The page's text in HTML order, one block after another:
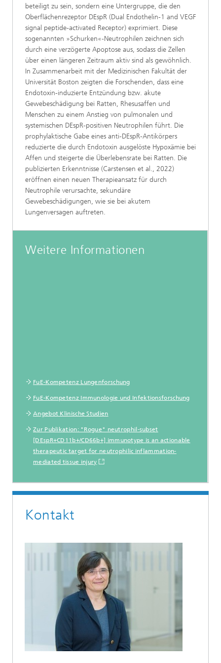
beteiligt zu sein, sondern eine Untergruppe, die den
Oberflächenrezeptor DEspR (Dual Endothelin-1 and VEGF
signal peptide-activated Receptor) exprimiert. Diese
sogenannten »Schurken«-Neutrophilen zeichnen sich
durch eine verzögerte Apoptose aus, sodass die Zellen
über einen längeren Zeitraum aktiv sind als gewöhnlich.
In Zusammenarbeit mit der Medizinischen Fakultät der
Universität Boston zeigten die Forschenden, dass eine
Endotoxin-induzierte Entzündung bzw. akute
Gewebeschädigung bei Ratten, Rhesusaffen und
Menschen zu einem Anstieg von pulmonalen und
systemischen DEspR-positiven Neutrophilen führt. Die
prophylaktische Gabe eines anti-DEspR-Antikörpers
reduzierte die durch Endotoxin ausgelöste Hypoxämie bei
Affen und steigerte die Überlebensrate bei Ratten. Die
publizierten Erkenntnisse (Carstensen et al., 2022)
eröffnen einen neuen Therapieansatz für durch
Neutrophile verursachte, sekundäre
Gewebeschädigungen, wie sie bei akutem
Lungenversagen auftreten.
Weitere Informationen
FuE-Kompetenz Lungenforschung
FuE-Kompetenz Immunologie und Infektionsforschung
Angebot Klinische Studien
Zur Publikation: "Rogue" neutrophil-subset
[DEspR+CD11b+/CD66b+] immunotype is an actionable
therapeutic target for neutrophilic inflammation-
mediated tissue injury
Kontakt